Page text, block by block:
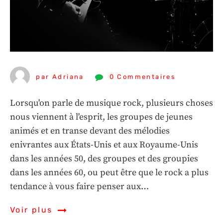
par Adriana 0 Commentaires
Lorsqu'on parle de musique rock, plusieurs choses
nous viennent à l'esprit, les groupes de jeunes
animés et en transe devant des mélodies
enivrantes aux États-Unis et aux Royaume-Unis
dans les années 50, des groupes et des groupies
dans les années 60, ou peut être que le rock a plus
tendance à vous faire penser aux…
Voir plus